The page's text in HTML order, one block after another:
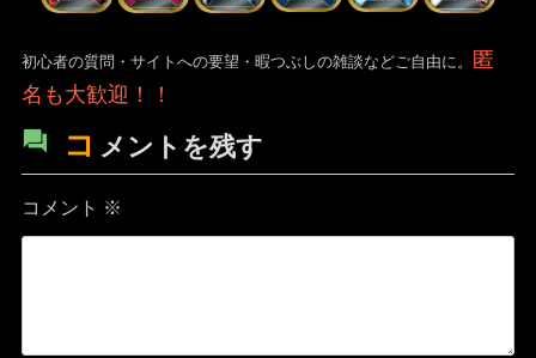
初心者の質問・サイトへの要望・暇つぶしの雑談などご自由に。
匿
名も大歓迎！！
コ メントを残す
コメント ※